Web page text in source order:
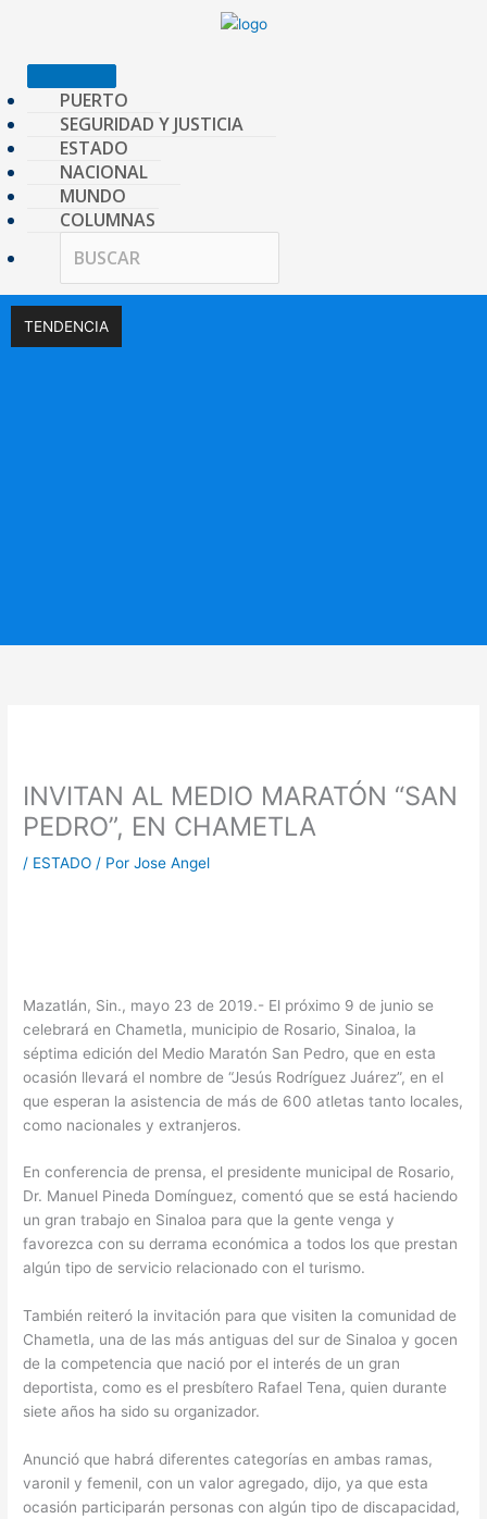
PUERTO
SEGURIDAD Y JUSTICIA
ESTADO
NACIONAL
MUNDO
COLUMNAS
TENDENCIA
INVITAN AL MEDIO MARATÓN “SAN
PEDRO”, EN CHAMETLA
/ ESTADO / PorJose Angel
Mazatlán, Sin., mayo 23 de 2019.- El próximo 9 de junio se
celebrará en Chametla, municipio de Rosario, Sinaloa, la
séptima edición del Medio Maratón San Pedro, que en esta
ocasión llevará el nombre de “Jesús Rodríguez Juárez”, en el
que esperan la asistencia de más de 600 atletas tanto locales,
como nacionales y extranjeros.
En conferencia de prensa, el presidente municipal de Rosario,
Dr. Manuel Pineda Domínguez, comentó que se está haciendo
un gran trabajo en Sinaloa para que la gente venga y
favorezca con su derrama económica a todos los que prestan
algún tipo de servicio relacionado con el turismo.
También reiteró la invitación para que visiten la comunidad de
Chametla, una de las más antiguas del sur de Sinaloa y gocen
de la competencia que nació por el interés de un gran
deportista, como es el presbítero Rafael Tena, quien durante
siete años ha sido su organizador.
Anunció que habrá diferentes categorías en ambas ramas,
varonil y femenil, con un valor agregado, dijo, ya que esta
ocasión participarán personas con algún tipo de discapacidad,